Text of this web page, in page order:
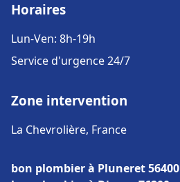
Horaires
Lun-Ven: 8h-19h
Service d'urgence 24/7
Zone intervention
La Chevrolière, France
bon plombier à Pluneret 56400